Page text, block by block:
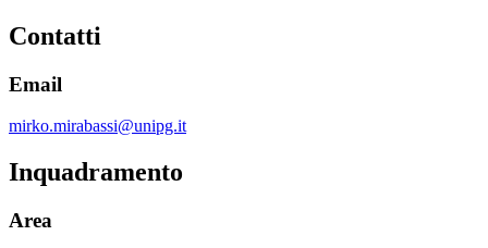
Contatti
Email
mirko.mirabassi@unipg.it
Inquadramento
Area